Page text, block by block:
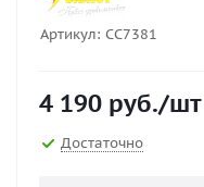
Артикул: СС7381
4 190 руб./шт
Достаточно